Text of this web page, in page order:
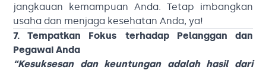
jangkauan kemampuan Anda. Tetap imbangkan
usaha dan menjaga kesehatan Anda, ya!
7. Tempatkan Fokus terhadap Pelanggan dan
Pegawai Anda
“Kesuksesan dan keuntungan adalah hasil dari